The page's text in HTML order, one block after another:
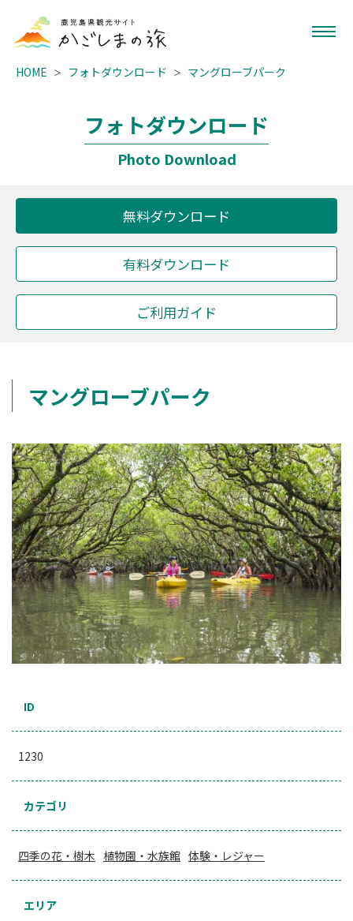
HOME フォトダウンロード マングローブパーク
フォトダウンロード
Photo Download
無料ダウンロード
有料ダウンロード
ご利用ガイド
マングローブパーク
ID
1230
カテゴリ
四季の花・樹木 植物園・水族館 体験・レジャー
エリア